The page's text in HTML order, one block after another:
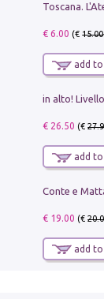
Toscana.
€ 6.00 (€15.00
add
€ 26.50 (€
add
€ 19.00 (€
add